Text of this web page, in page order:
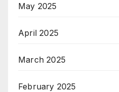
May 2025
April 2025
March 2025
February 2025